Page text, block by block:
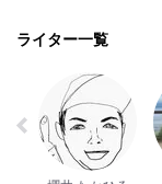
ライター一覧